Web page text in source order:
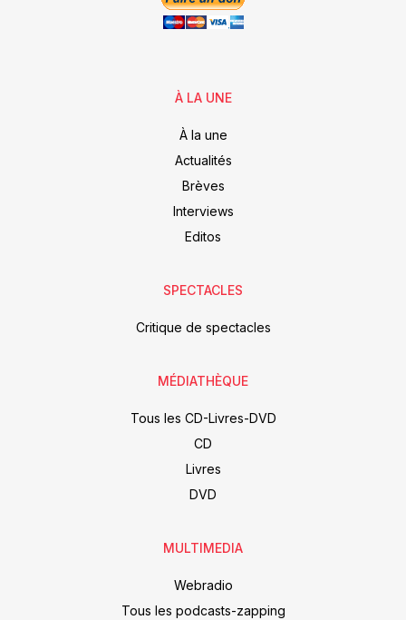
À LA UNE
À la une
Actualités
Brèves
Interviews
Editos
SPECTACLES
Critique de spectacles
MÉDIATHÈQUE
Tous les CD-Livres-DVD
CD
Livres
DVD
MULTIMEDIA
Webradio
Tous les podcasts-zapping